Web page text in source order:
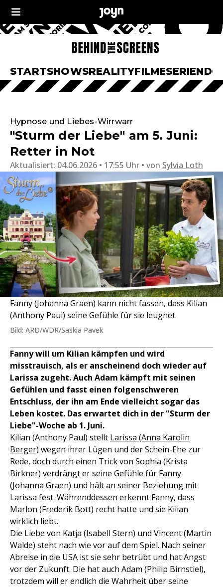
STARTSHOWSREALITYFILMESERIEN
Hypnose und Liebes-Wirrwarr
"Sturm der Liebe" am 5. Juni:
Retter in Not
Aktualisiert: 04.06.2026 • 17:55 Uhr von Sylvia Loth
Fanny (Johanna Graen) kann nicht fassen, dass Kilian
(Anthony Paul) seine Gefühle für sie leugnet.
Bild: ARD/WDR/Saskia Pavek
Fanny will um Kilian kämpfen und wird
misstrauisch, als er anscheinend doch wieder auf
Larissa zugeht. Auch Adam kämpft mit seinen
Gefühlen und fasst einen folgenschweren
Entschluss, der ihn am Ende vielleicht sogar das
Leben kostet. Das erwartet dich in der "Sturm der
Liebe"-Woche ab 1. Juni.
Kilian (Anthony Paul) stellt Larissa (Anna Karolin
Berger) wegen ihrer Lügen und der Schein-Ehe zur
Rede, doch durch einen Trick von Sophia (Krista
Birkner) verdrängt er seine Gefühle für Fanny
(Johanna Graen) und hält an seiner Beziehung mit
Larissa fest. Währenddessen erkennt Fanny, dass
Marlon (Frederik Bott) recht hatte und sie Kilian
wirklich liebt.
Die Liebe von Katja (Isabell Stern) und Vincent (Martin
Walde) steht nach wie vor auf dem Spiel. Nach seiner
Abreise in die USA ist sie sehr betrübt und hat Angst
vor der Zukunft. Die hat auch Adam (Philip Birnstiel),
trotzdem will er endlich die Wahrheit über seine